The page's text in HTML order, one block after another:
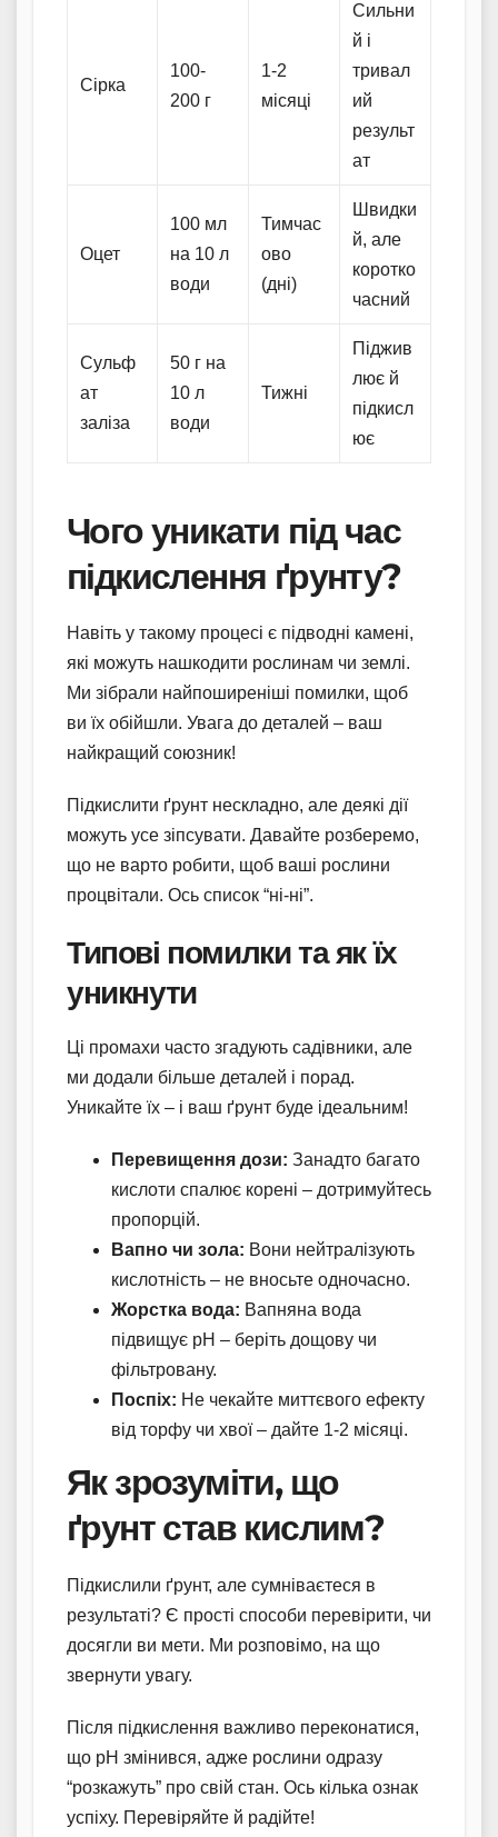
Сірка
100-
200 г
1-2
місяці
Сильни
й і
тривал
ий
результ
ат
Оцет
100 мл
на 10 л
води
Тимчас
ово
(дні)
Швидки
й, але
коротко
часний
Сульф
ат
заліза
50 г на
10 л
води
Тижні
Піджив
лює й
підкисл
ює
Чого уникати під час
підкислення ґрунту?
Навіть у такому процесі є підводні камені,
які можуть нашкодити рослинам чи землі.
Ми зібрали найпоширеніші помилки, щоб
ви їх обійшли. Увага до деталей – ваш
найкращий союзник!
Підкислити ґрунт нескладно, але деякі дії
можуть усе зіпсувати. Давайте розберемо,
що не варто робити, щоб ваші рослини
процвітали. Ось список “ні-ні”.
Типові помилки та як їх
уникнути
Ці промахи часто згадують садівники, але
ми додали більше деталей і порад.
Уникайте їх – і ваш ґрунт буде ідеальним!
Перевищення дози: Занадто багато
кислоти спалює корені – дотримуйтесь
пропорцій.
Вапно чи зола: Вони нейтралізують
кислотність – не вносьте одночасно.
Жорстка вода: Вапняна вода
підвищує pH – беріть дощову чи
фільтровану.
Поспіх: Не чекайте миттєвого ефекту
від торфу чи хвої – дайте 1-2 місяці.
Як зрозуміти, що
ґрунт став кислим?
Підкислили ґрунт, але сумніваєтеся в
результаті? Є прості способи перевірити, чи
досягли ви мети. Ми розповімо, на що
звернути увагу.
Після підкислення важливо переконатися,
що pH змінився, адже рослини одразу
“розкажуть” про свій стан. Ось кілька ознак
успіху. Перевіряйте й радійте!